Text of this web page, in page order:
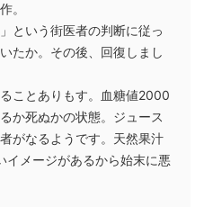
。
という街医者の判断に従っ
たか。その後、回復しまし
ことありもす。血糖値2000
か死ぬかの状態。ジュース
がなるようです。天然果汁
イメージがあるから始末に悪